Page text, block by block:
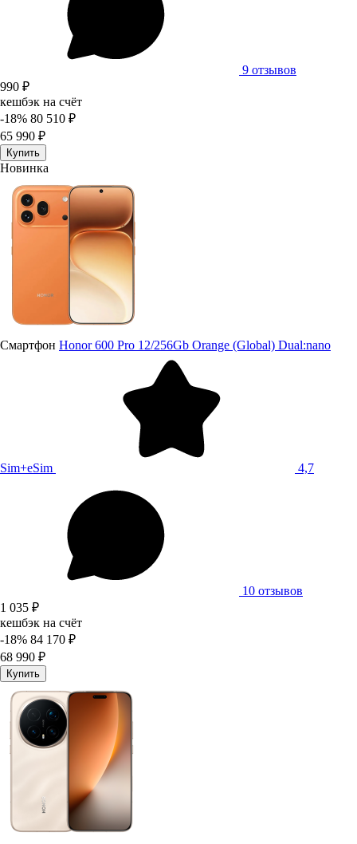
9 отзывов
990 ₽
кешбэк на счёт
-18% 80 510 ₽
65 990 ₽
Купить
Новинка
Смартфон Honor 600 Pro 12/256Gb Orange (Global) Dual:nano
Sim+eSim 4,7
10 отзывов
1 035 ₽
кешбэк на счёт
-18% 84 170 ₽
68 990 ₽
Купить